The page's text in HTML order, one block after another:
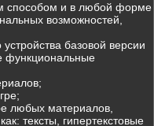
способом и в любой форме
возможностей,
устройства базовой версии
функциональные
любых материалов,
тексты, гипертекстовые